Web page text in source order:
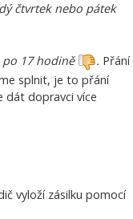
čtvrtek nebo pátek
17 hodině . Přání
splnit, je to přání
dát dopravci více
vyloží zásilku pomocí